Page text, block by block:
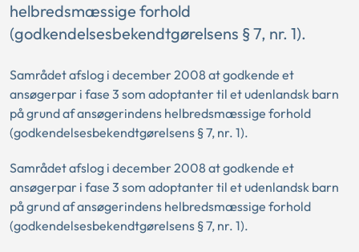
helbredsmæssige forhold
(godkendelsesbekendtgørelsens § 7, nr. 1).
Samrådet afslog i december 2008 at godkende et
ansøgerpar i fase 3 som adoptanter til et udenlandsk barn
på grund af ansøgerindens helbredsmæssige forhold
(godkendelsesbekendtgørelsens § 7, nr. 1).
Samrådet afslog i december 2008 at godkende et
ansøgerpar i fase 3 som adoptanter til et udenlandsk barn
på grund af ansøgerindens helbredsmæssige forhold
(godkendelsesbekendtgørelsens § 7, nr. 1).